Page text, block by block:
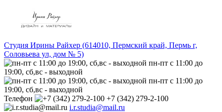
Студия Ирины Райхер (614010, Пермский край, Пермь г,
Соловьева ул, дом № 5)
пн-пт с 11:00 до
19:00, сб,вс - выходной
пн-пт с 11:00 до
19:00, сб,вс - выходной
Телефон
+7 (342) 279-2-100
i.r.studia@mail.ru